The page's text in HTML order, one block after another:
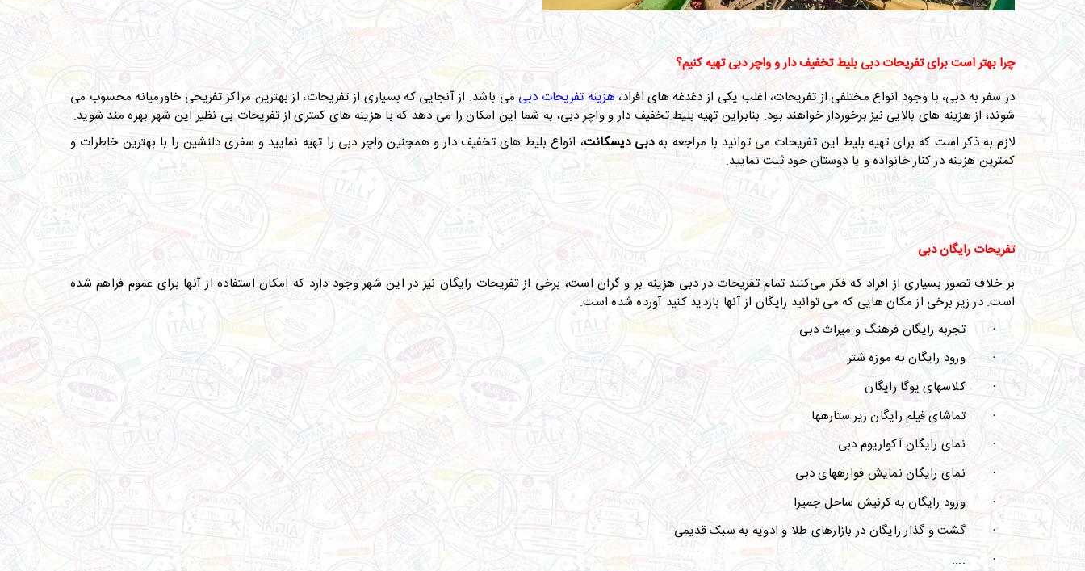
چرا بهتر است برای تفریحات دبی بلیط تخفیف دار و واچر دبی تهیه کنیم؟
در سفر به دبی، با وجود انواع مختلفی از تفریحات، اغلب یکی از دغدغه های افراد، هزینه تفریحات دبی می باشد. از آنجایی که بسیاری از تفریحات، از بهترین مراکز تفریحی خاورمیانه محسوب می
شوند، از هزینه های بالایی نیز برخوردار خواهند بود. بنابراین تهیه بلیط تخفیف دار و واچر دبی، به شما این امکان را می دهد که با هزینه های کمتری از تفریحات بی نظیر این شهر بهره مند شوید.
لازم به ذکر است که برای تهیه بلیط این تفریحات می توانید با مراجعه بهدبی دیسکانت، انواع بلیط های تخفیف دار و همچنین واچر دبی را تهیه نمایید و سفری دلنشین را با بهترین خاطرات و
کمترین هزینه در کنار خانواده و یا دوستان خود ثبت نمایید.
تفریحات رایگان دبی
بر خلاف تصور بسیاری از افراد که فکر می‌کنند تمام تفریحات در دبی هزینه ­بر و گران است، برخی از تفریحات رایگان نیز در این شهر وجود دارد که امکان استفاده از آنها برای عموم فراهم شده
است. در زیر برخی از مکان ­هایی که می­ توانید رایگان از آنها بازدید کنید آورده شده است.
·
تجربه رایگان فرهنگ و میراث دبی
·
ورود رایگان به موزه شتر
·
کلاس­های یوگا رایگان
·
تماشای فیلم رایگان زیر ستاره­ها
·
نمای رایگان آکواریوم دبی
·
نمای رایگان نمایش فواره­های دبی
·
ورود رایگان به کرنیش ساحل جمیرا
·
گشت و گذار رایگان در بازارهای طلا و ادویه به سبک قدیمی
·
....